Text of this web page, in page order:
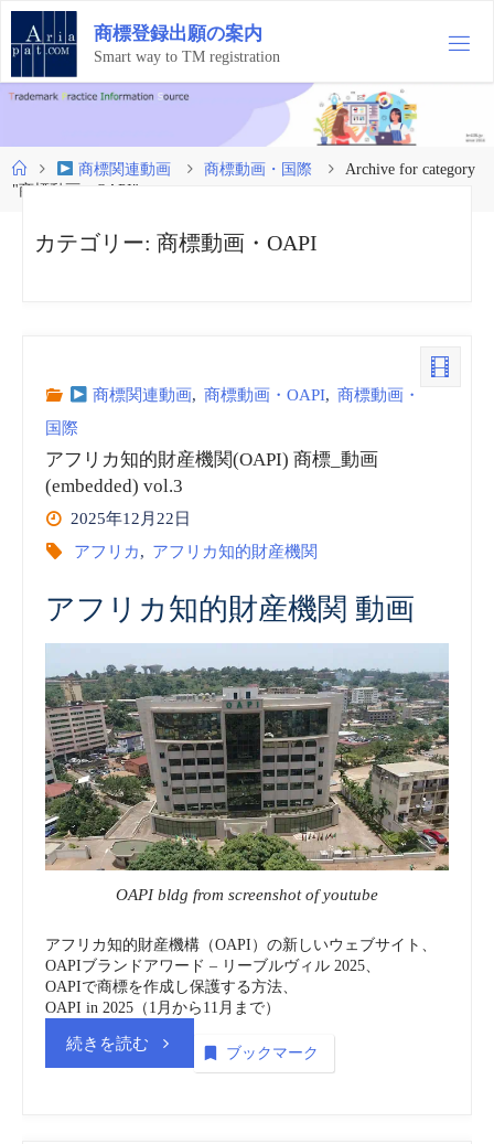
コ
テ
ン
ツ
ス
キ
商標登録出願の案内
Smart way to TM registration
ホ
ー
商標関連動画 商標動画・国際
Archive for category
"商標動画・OAPI"
カテゴリー:商標動画・OAPI
商標関連動画, 商標動画・OAPI, 商標動画・
国際
アフリカ知的財産機関(OAPI) 商標_動画
(embedded) vol.3
2025年12月22日
アフリカ, アフリカ知的財産機関
アフリカ知的財産機関 動画
OAPI bldg from screenshot of youtube
アフリカ知的財産機構（OAPI）の新しいウェブサイト、
OAPIブランドアワード – リーブルヴィル 2025、
OAPIで商標を作成し保護する方法、
OAPI in 2025（1月から11月まで）
続きを読む“ア
ブックマーク